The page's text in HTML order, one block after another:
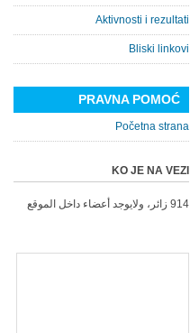
Aktivnosti i rezultati
Bliski linkovi
PRAVNA POMOĆ
Početna strana
KO JE NA VEZI
914 زائر، ولايوجد أعضاء داخل الموقع